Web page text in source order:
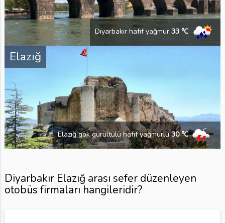
Diyarbakır hafif yağmur33 ℃
Elazığ
Elazığ gök gürültülü hafif yağmurlu30 ℃
Diyarbakır Elazığ arası sefer düzenleyen
otobüs firmaları hangileridir?